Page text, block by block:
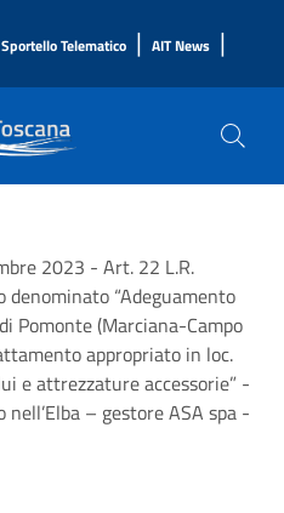
Sportello Telematico | AIT News |
2023 - Art. 22 L.R.
“Adeguamento
Pomonte (Marciana-Campo
appropriato in loc.
e attrezzature accessorie” -
– gestore ASA spa -